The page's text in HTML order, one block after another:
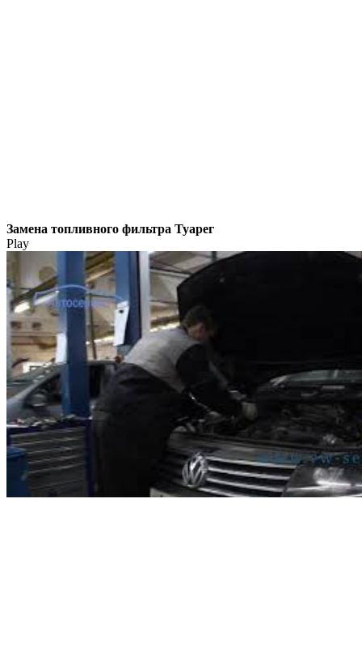
Замена топливного фильтра Туарег
Play